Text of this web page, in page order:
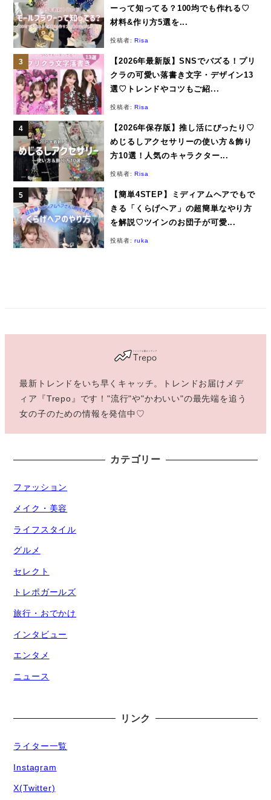
ーって知ってる？100均でも作れる♡
材料&作り方5選を...
投稿者:Risa
【2026年最新版】SNSでバズる！プリ
クラの可愛い落書き文字・デザイン13
選♡トレンドやコツもご紹...
投稿者:Risa
【2026年保存版】推し活にぴったり♡
めじるしアクセサリーの使い方＆飾り
方10選！人気のキャラクター...
投稿者:Risa
【簡単4STEP】ミディアムヘアでもで
きる「くらげヘア」の超簡単なやり方
を解説♡ツインのお団子が可愛...
投稿者:ruka
最新トレンドをいち早くキャッチ。トレンドお届けメデ
ィア『Trepo』です！"流行"や"かわいい"の最先端を追う
女の子のための情報を発信中♡
カテゴリー
ファッション
メイク・美容
ライフスタイル
グルメ
セレクト
トレポガールズ
旅行・おでかけ
インタビュー
エンタメ
ニュース
リンク
ライター一覧
Instagram
X(Twitter)